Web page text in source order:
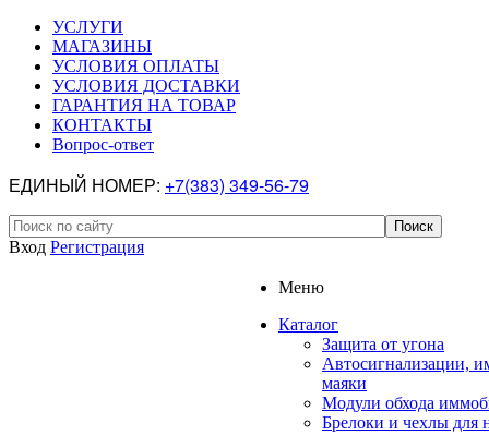
УСЛУГИ
МАГАЗИНЫ
УСЛОВИЯ ОПЛАТЫ
УСЛОВИЯ ДОСТАВКИ
ГАРАНТИЯ НА ТОВАР
КОНТАКТЫ
Вопрос-ответ
ЕДИНЫЙ НОМЕР: +7(383) 349-56-79
Вход Регистрация
Меню
Каталог
Защита от угона
Автосигнализации,
маяки
Модули обхода
Брелоки и чехлы для